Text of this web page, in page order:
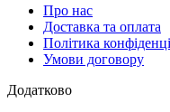
Про нас
Доставка та оплата
Політика
Умови договору
Додатково